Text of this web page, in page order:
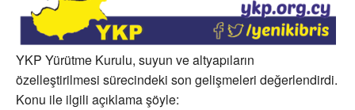
YKP Yürütme Kurulu, suyun ve altyapıların
özelleştirilmesi sürecindeki son gelişmeleri değerlendirdi.
Konu ile ilgili açıklama şöyle: